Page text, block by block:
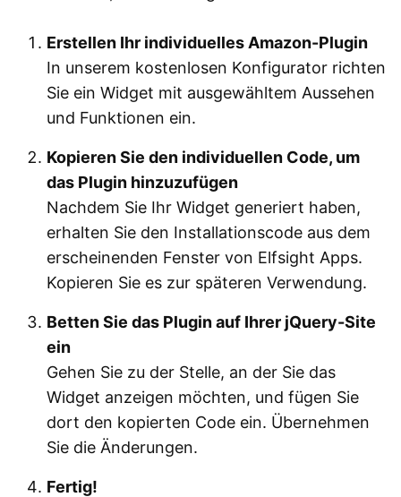
Erstellen Ihr individuelles Amazon-Plugin
In unserem kostenlosen Konfigurator richten
Sie ein Widget mit ausgewähltem Aussehen
und Funktionen ein.
Kopieren Sie den individuellen Code, um
das Plugin hinzuzufügen
Nachdem Sie Ihr Widget generiert haben,
erhalten Sie den Installationscode aus dem
erscheinenden Fenster von Elfsight Apps.
Kopieren Sie es zur späteren Verwendung.
Betten Sie das Plugin auf Ihrer jQuery-Site
ein
Gehen Sie zu der Stelle, an der Sie das
Widget anzeigen möchten, und fügen Sie
dort den kopierten Code ein. Übernehmen
Sie die Änderungen.
Fertig!